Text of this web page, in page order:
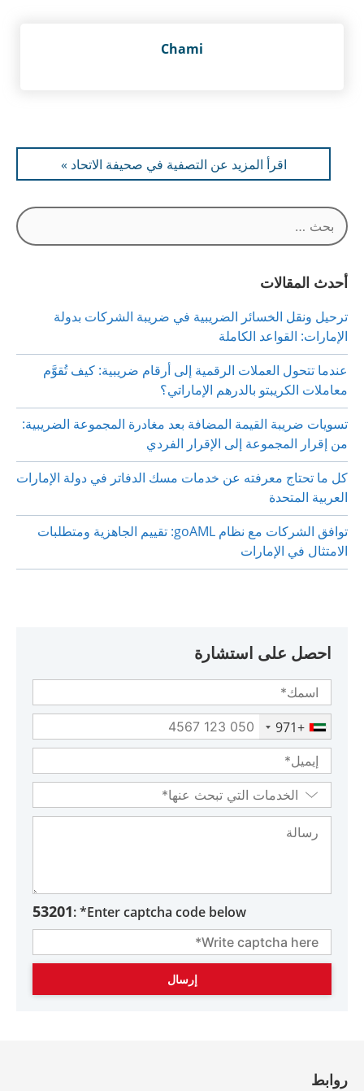
Chami
اقرأ المزيد عن التصفية في صحيفة الاتحاد »
البحث
عن:
أحدث المقالات
ترحيل ونقل الخسائر الضريبية في ضريبة الشركات بدولة
الإمارات: القواعد الكاملة
عندما تتحول العملات الرقمية إلى أرقام ضريبية: كيف تُقوَّم
معاملات الكريبتو بالدرهم الإماراتي؟
تسويات ضريبة القيمة المضافة بعد مغادرة المجموعة الضريبية:
من إقرار المجموعة إلى الإقرار الفردي
كل ما تحتاج معرفته عن خدمات مسك الدفاتر في دولة الإمارات
العربية المتحدة
توافق الشركات مع نظام goAML: تقييم الجاهزية ومتطلبات
الامتثال في الإمارات
احصل على استشارة
+971
Enter captcha code below* :
53201
روابط